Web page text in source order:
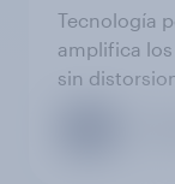
Tecnología
amplifica
sin